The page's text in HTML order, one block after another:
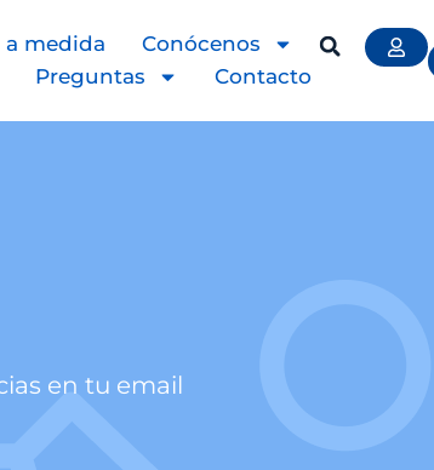
a medida
Conócenos
Preguntas
Contacto
en tu email